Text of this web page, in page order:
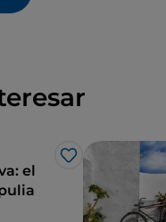
Me gusta
el